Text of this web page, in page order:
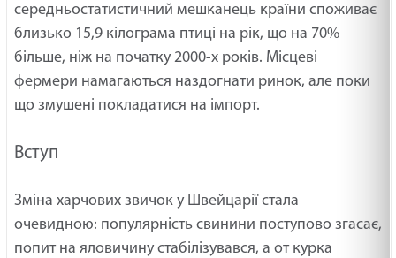
середньостатистичний мешканець країни споживає
близько 15,9 кілограма птиці на рік, що на 70%
більше, ніж на початку 2000-х років. Місцеві
фермери намагаються наздогнати ринок, але поки
що змушені покладатися на імпорт.
Вступ
Зміна харчових звичок у Швейцарії стала
очевидною: популярність свинини поступово згасає,
попит на яловичину стабілізувався, а от курка